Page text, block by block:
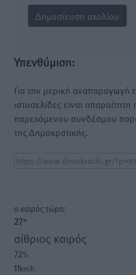
Υπενθύμιση:
Για την μερική αναπαραγωγή
ιστοσελίδες είναι
παρεχόμενου συνδέσμου
της Δημοκρατικής.
o καιρός τώρα:
27°
αίθριος καιρός
72%
11km/h